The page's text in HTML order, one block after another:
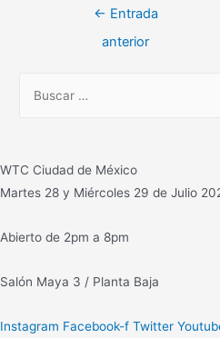
Navegación
← Entrada
anterior
WTC Ciudad de México
Martes 28 y Miércoles 29 de Julio
Abierto de 2pm a 8pm
Salón Maya 3 / Planta Baja
Instagram Facebook-f Twitter